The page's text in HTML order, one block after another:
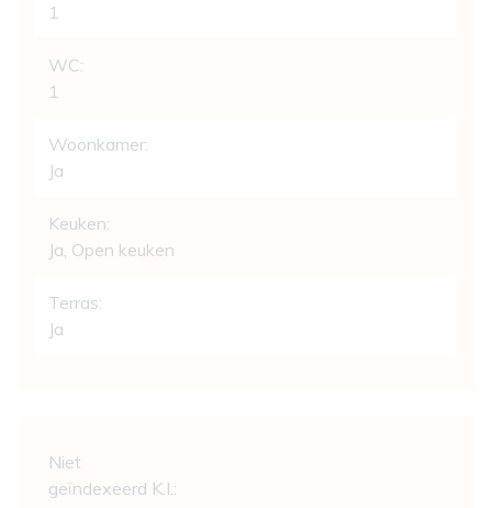
1
WC:
1
Woonkamer:
Ja
Keuken:
Ja, Open keuken
Terras:
Ja
Niet
geïndexeerd K.I.: